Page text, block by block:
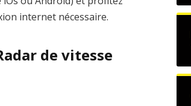
internet nécessaire.
de vitesse